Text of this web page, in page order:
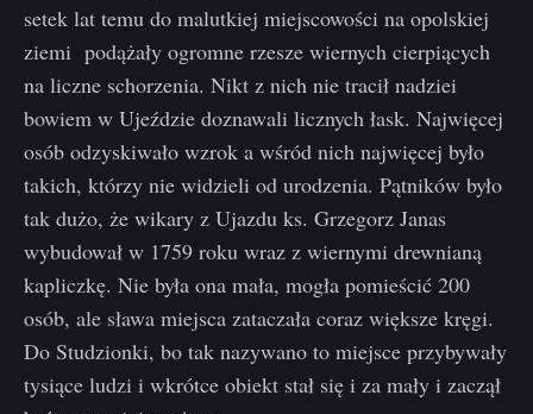
setek lat temu do malutkiej miejscowości na opolskiej
ziemi podążały ogromne rzesze wiernych cierpiących
na liczne schorzenia. Nikt z nich nie tracił nadziei
bowiem w Ujeździe doznawali licznych łask. Najwięcej
osób odzyskiwało wzrok a wśród nich najwięcej było
takich, którzy nie widzieli od urodzenia. Pątników było
tak dużo, że wikary z Ujazdu ks. Grzegorz Janas
wybudował w 1759 roku wraz z wiernymi drewnianą
kapliczkę. Nie była ona mała, mogła pomieścić 200
osób, ale sława miejsca zataczała coraz większe kręgi.
Do Studzionki, bo tak nazywano to miejsce przybywały
tysiące ludzi i wkrótce obiekt stał się i za mały i zaczął